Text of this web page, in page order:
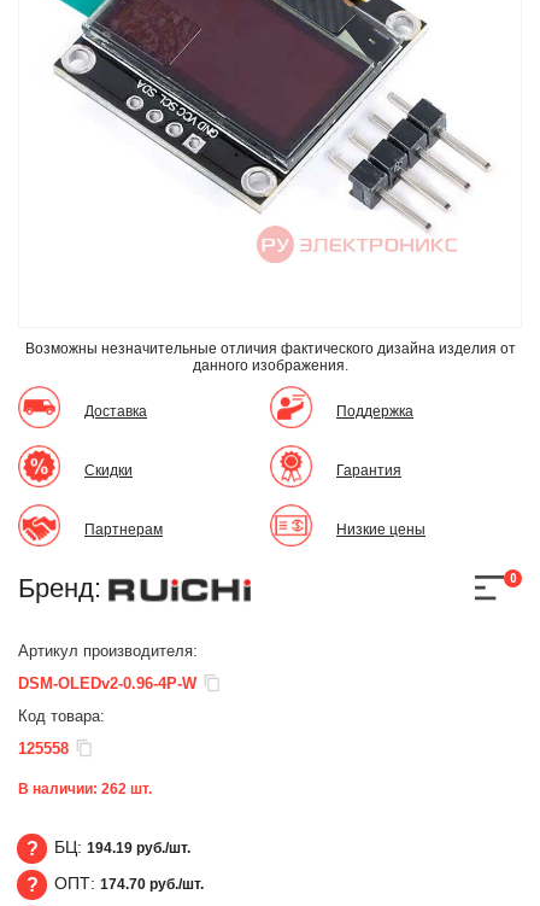
Возможны незначительные отличия фактического дизайна изделия от
данного изображения.
Доставка
Скидки
Партнерам
Поддержка
Гарантия
Низкие цены
Бренд: 0
Артикул производителя:
DSM-OLEDv2-0.96-4P-W
Код товара:
125558
В наличии: 262 шт.
БЦ
БЦ: 194.19 руб./шт.
ОПТ: 174.70 руб./шт.